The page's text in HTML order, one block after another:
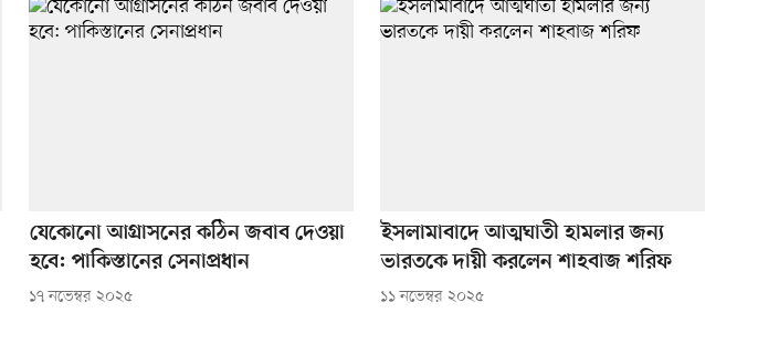
যেকোনো আগ্রাসনের কঠিন জবাব দেওয়া
হবে: পাকিস্তানের সেনাপ্রধান
১৭ নভেম্বর ২০২৫
ইসলামাবাদে আত্মঘাতী হামলার জন্য
ভারতকে দায়ী করলেন শাহবাজ শরিফ
১১ নভেম্বর ২০২৫